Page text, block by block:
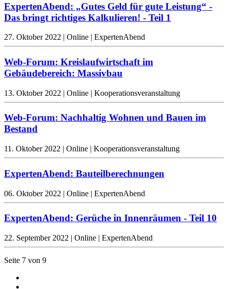
ExpertenAbend: „Gutes Geld für gute Leistung“ -
Das bringt richtiges Kalkulieren! - Teil 1
27. Oktober 2022 | Online | ExpertenAbend
Web-Forum: Kreislaufwirtschaft im
Gebäudebereich: Massivbau
13. Oktober 2022 | Online | Kooperationsveranstaltung
Web-Forum: Nachhaltig Wohnen und Bauen im
Bestand
11. Oktober 2022 | Online | Kooperationsveranstaltung
ExpertenAbend: Bauteilberechnungen
06. Oktober 2022 | Online | ExpertenAbend
ExpertenAbend: Gerüche in Innenräumen - Teil 10
22. September 2022 | Online | ExpertenAbend
Seite 7 von 9